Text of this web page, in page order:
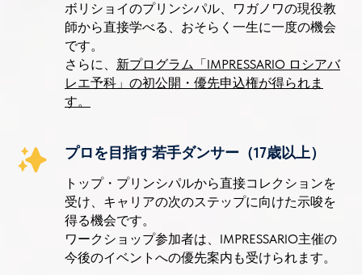
ボリショイのプリンシパル、ワガノワの現役教
師から直接学べる、おそらく一生に一度の機会
です。
さらに、 新プログラム「IMPRESSARIO ロシアバ
レエ予科」の初公開・優先申込権が得られま
す。
プロを目指す若手ダンサー（17歳以上）
トップ・プリンシパルから直接コレクションを
受け、キャリアの次のステップに向けた示唆を
得る機会です。
ワークショップ参加者は、IMPRESSARIO主催の
今後のイベントへの優先案内も受けられます。